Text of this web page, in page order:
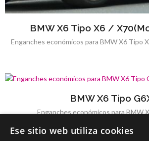
BMW X6 Tipo X6 /
Enganches económicos para BMW X6 Tipo
BMW X6 Tipo
Enganches económicos para BMW
Ese sitio web utiliza cookies